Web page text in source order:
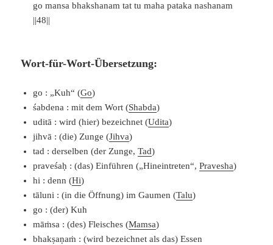
go mansa bhakshanam tat tu maha pataka nashanam
||48||
Wort-für-Wort-Übersetzung:
go : „Kuh“ (Go)
śabdena : mit dem Wort (Shabda)
uditā : wird (hier) bezeichnet (Udita)
jihvā : (die) Zunge (Jihva)
tad : derselben (der Zunge,Tad)
praveśaḥ : (das) Einführen („Hineintreten“,Pravesha)
hi : denn (Hi)
tāluni : (in die Öffnung) im Gaumen (Talu)
go : (der) Kuh
māṁsa : (des) Fleisches (Mamsa)
bhakṣaṇaṁ : (wird bezeichnet als das) Essen